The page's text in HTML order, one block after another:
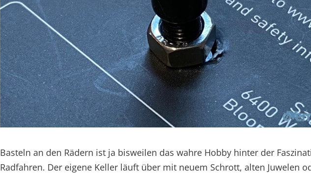
Basteln an den Rädern ist ja bisweilen das wahre Hobby hinter der
Radfahren. Der eigene Keller läuft über mit neuem Schrott, alten Juwelen